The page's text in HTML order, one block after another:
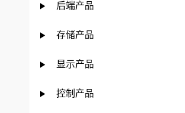
后端产品
存储产品
显示产品
控制产品